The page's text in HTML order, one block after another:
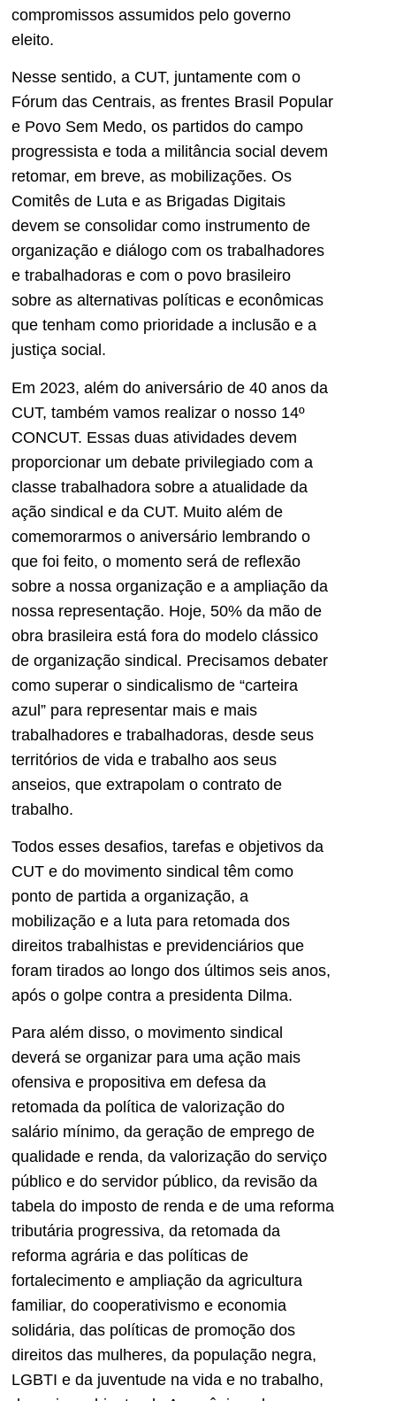
compromissos assumidos pelo governo
eleito.
Nesse sentido, a CUT, juntamente com o
Fórum das Centrais, as frentes Brasil Popular
e Povo Sem Medo, os partidos do campo
progressista e toda a militância social devem
retomar, em breve, as mobilizações. Os
Comitês de Luta e as Brigadas Digitais
devem se consolidar como instrumento de
organização e diálogo com os trabalhadores
e trabalhadoras e com o povo brasileiro
sobre as alternativas políticas e econômicas
que tenham como prioridade a inclusão e a
justiça social.
Em 2023, além do aniversário de 40 anos da
CUT, também vamos realizar o nosso 14º
CONCUT. Essas duas atividades devem
proporcionar um debate privilegiado com a
classe trabalhadora sobre a atualidade da
ação sindical e da CUT. Muito além de
comemorarmos o aniversário lembrando o
que foi feito, o momento será de reflexão
sobre a nossa organização e a ampliação da
nossa representação. Hoje, 50% da mão de
obra brasileira está fora do modelo clássico
de organização sindical. Precisamos debater
como superar o sindicalismo de “carteira
azul” para representar mais e mais
trabalhadores e trabalhadoras, desde seus
territórios de vida e trabalho aos seus
anseios, que extrapolam o contrato de
trabalho.
Todos esses desafios, tarefas e objetivos da
CUT e do movimento sindical têm como
ponto de partida a organização, a
mobilização e a luta para retomada dos
direitos trabalhistas e previdenciários que
foram tirados ao longo dos últimos seis anos,
após o golpe contra a presidenta Dilma.
Para além disso, o movimento sindical
deverá se organizar para uma ação mais
ofensiva e propositiva em defesa da
retomada da política de valorização do
salário mínimo, da geração de emprego de
qualidade e renda, da valorização do serviço
público e do servidor público, da revisão da
tabela do imposto de renda e de uma reforma
tributária progressiva, da retomada da
reforma agrária e das políticas de
fortalecimento e ampliação da agricultura
familiar, do cooperativismo e economia
solidária, das políticas de promoção dos
direitos das mulheres, da população negra,
LGBTI e da juventude na vida e no trabalho,